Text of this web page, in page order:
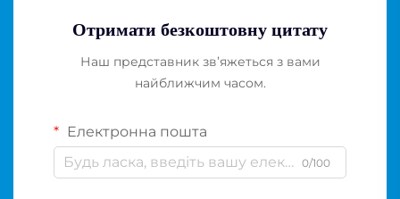
Отримати безкоштовну цитату
Наш представник зв’яжеться з вами
найближчим часом.
Електронна пошта
0/100